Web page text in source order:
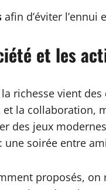
afin d’éviter
et les
richesse vient
la collaboration,
des jeux
une soirée entre
proposés,